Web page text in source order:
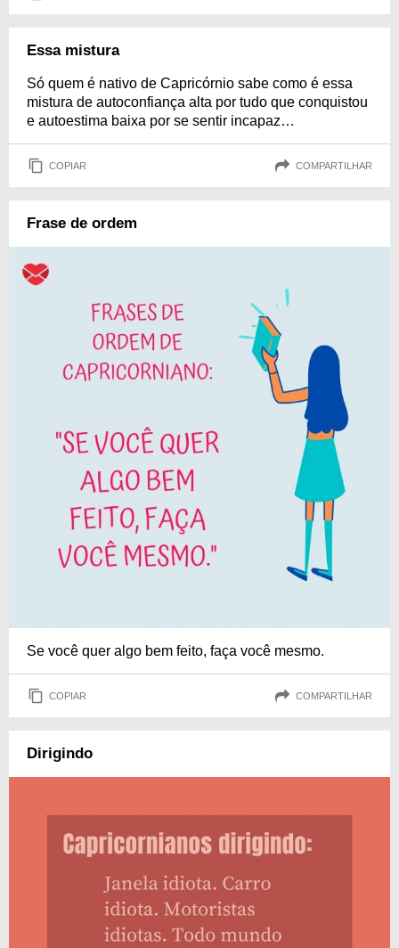
Essa mistura
Só quem é nativo de Capricórnio sabe como é essa
mistura de autoconfiança alta por tudo que conquistou
e autoestima baixa por se sentir incapaz…
COPIAR COMPARTILHAR
Frase de ordem
Se você quer algo bem feito, faça você mesmo.
COPIAR COMPARTILHAR
Dirigindo